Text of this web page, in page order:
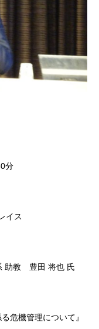
分
イス
助教 豊田 将也 氏
危機管理について』